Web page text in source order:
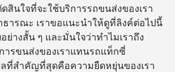
สินใจที่จะใช้บริการรถขนส่งของเรา
ธารณะ เราขอแนะนำให้ดูที่ลิงค์ต่อไปนี้
ย่างสั้น ๆ และมั่นใจว่าทำไมเราถึง
ารขนส่งของเราแทนรถแท็กซี่
ที่สำคัญที่สุดคือความยืดหยุ่นของเรา